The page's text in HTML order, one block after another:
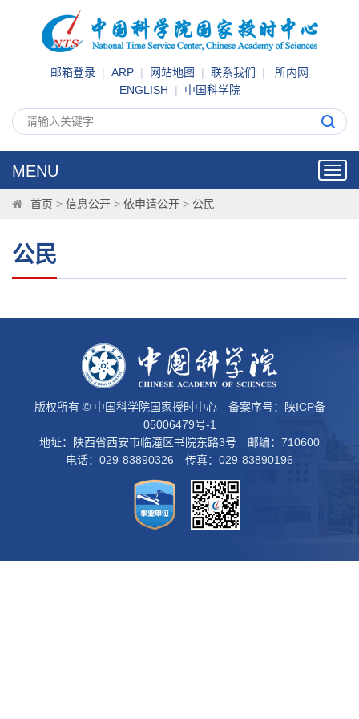
邮箱登录 | ARP | 网站地图 | 联系我们 | 所内网
ENGLISH | 中国科学院
MENU
首页 > 信息公开 > 依申请公开 > 公民
公民
版权所有 © 中国科学院国家授时中心 备案序号：
陕ICP备
05006479号-1
地址：陕西省西安市临潼区书院东路3号 邮编：710600
电话：029-83890326 传真：029-83890196